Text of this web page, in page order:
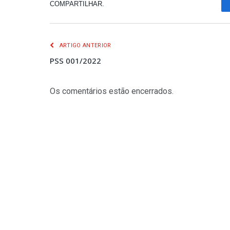
COMPARTILHAR.
ARTIGO ANTERIOR
PSS 001/2022
Os comentários estão encerrados.